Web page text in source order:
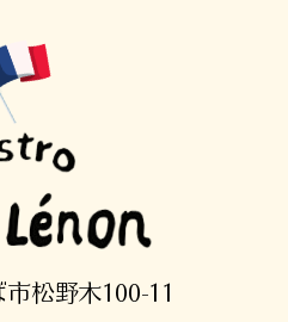
松野木100-11